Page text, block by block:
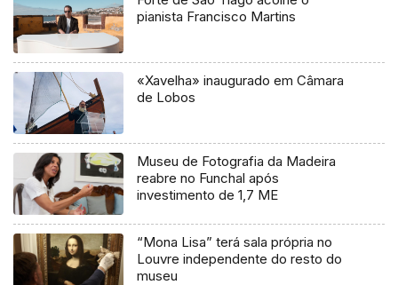
pianista Francisco Martins
«Xavelha» inaugurado em Câmara
de Lobos
Museu de Fotografia da Madeira
reabre no Funchal após
investimento de 1,7 ME
“Mona Lisa” terá sala própria no
Louvre independente do resto do
museu